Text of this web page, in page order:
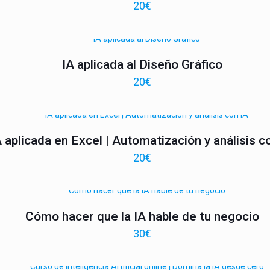
20€
IA aplicada al Diseño Gráfico
20€
aplicada en Excel | Automatización y análisis
20€
Cómo hacer que la IA hable de tu negocio
30€